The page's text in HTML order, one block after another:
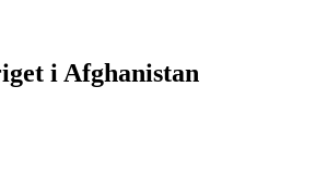
i Afghanistan